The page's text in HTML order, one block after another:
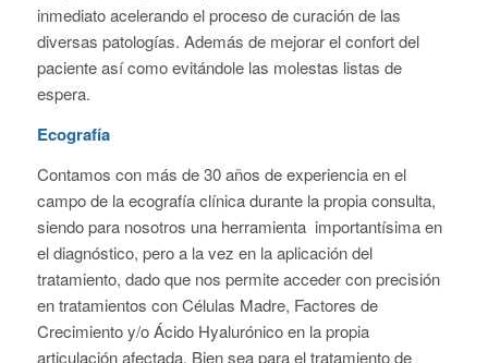
inmediato acelerando el proceso de curación de las
diversas patologías. Además de mejorar el confort del
paciente así como evitándole las molestas listas de
espera.
Ecografía
Contamos con más de 30 años de experiencia en el
campo de la ecografía clínica durante la propia consulta,
siendo para nosotros una herramienta importantísima en
el diagnóstico, pero a la vez en la aplicación del
tratamiento, dado que nos permite acceder con precisión
en tratamientos con Células Madre, Factores de
Crecimiento y/o Ácido Hyalurónico en la propia
articulación afectada. Bien sea para el tratamiento de